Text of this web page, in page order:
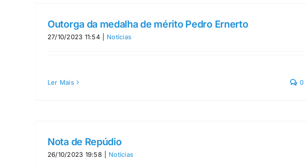
Outorga da medalha de mérito Pedro Ernerto
27/10/2023 11:54 Notícias
Ler Mais 0
Nota de Repúdio
26/10/2023 19:58 Notícias